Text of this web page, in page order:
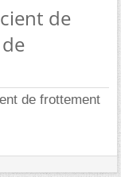
de
de frottement